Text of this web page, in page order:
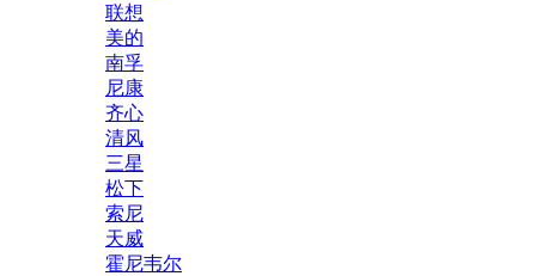
联想
美的
南孚
尼康
齐心
清风
三星
松下
索尼
天威
霍尼韦尔